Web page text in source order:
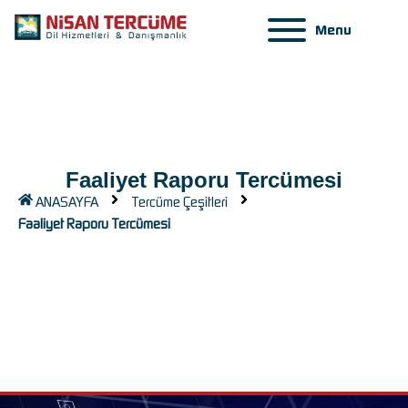
Menu
Faaliyet Raporu Tercümesi
ANASAYFA
Tercüme Çeşitleri
Faaliyet Raporu Tercümesi